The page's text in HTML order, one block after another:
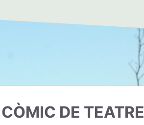
DE TEATRE